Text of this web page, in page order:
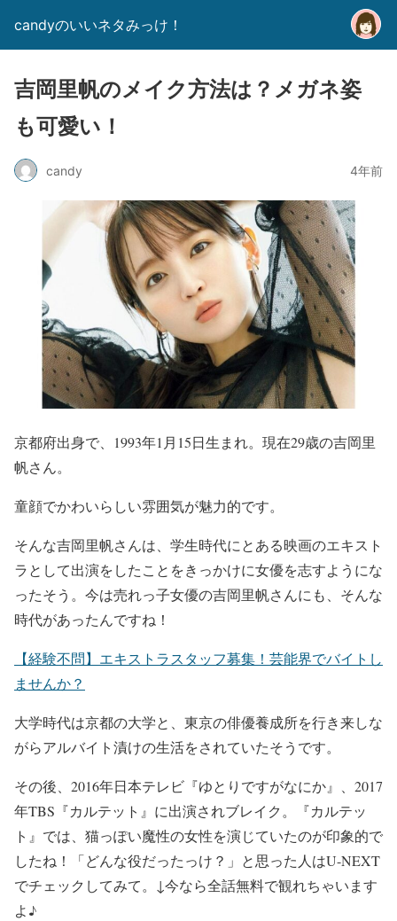
candyのいいネタみっけ！
吉岡里帆のメイク方法は？メガネ姿
も可愛い！
candy 4年前
京都府出身で、1993年1月15日生まれ。現在29歳の吉岡里
帆さん。
童顔でかわいらしい雰囲気が魅力的です。
そんな吉岡里帆さんは、学生時代にとある映画のエキスト
ラとして出演をしたことをきっかけに女優を志すようにな
ったそう。 今は売れっ子女優の吉岡里帆さんにも、そんな
時代があったんですね！
【経験不問】エキストラスタッフ募集！芸能界でバイトし
ませんか？
大学時代は京都の大学と、東京の俳優養成所を行き来しな
がらアルバイト漬けの生活をされていたそうです。
その後、2016年日本テレビ 『ゆとりですがなにか』 、2017
年TBS 『カルテット』 に出演されブレイク。
『カルテッ
ト』 では、猫っぽい魔性の女性を演じていたのが印象的で
したね！「どんな役だったっけ？」と思った人はU-NEXT
でチェックしてみて。↓今なら全話無料で観れちゃいます
よ♪